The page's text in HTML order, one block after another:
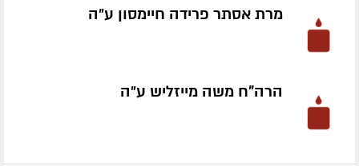
מרת אסתר פרידה חיימסון ע״ה
הרה"ח משה מייזליש ע״ה